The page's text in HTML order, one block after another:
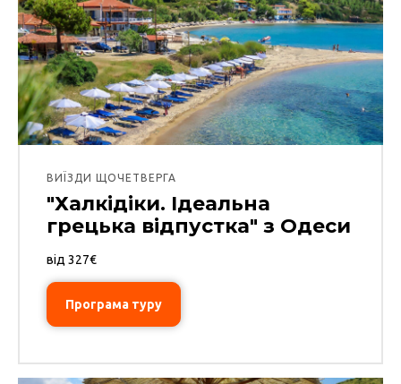
ВИЇЗДИ ЩОЧЕТВЕРГА
"Халкідіки. Ідеальна
грецька відпустка" з Одеси
від 327€
Програма туру